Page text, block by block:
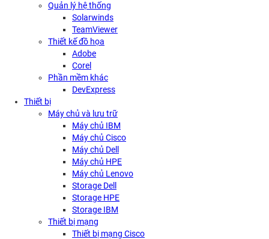
Quản lý hệ thống
Solarwinds
TeamViewer
Thiết kế đồ họa
Adobe
Corel
Phần mềm khác
DevExpress
Thiết bị
Máy chủ và lưu trữ
Máy chủ IBM
Máy chủ Cisco
Máy chủ Dell
Máy chủ HPE
Máy chủ Lenovo
Storage Dell
Storage HPE
Storage IBM
Thiết bị mạng
Thiết bị mạng Cisco